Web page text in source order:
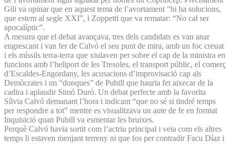
Gili va opinar que en aquest tema de l’avortament “hi ha solucions,
que estem al segle XXI”, i Zoppetti que va rematar: “No cal ser
apocalíptic”.
A mesura que el debat avançava, tres dels candidats es van anar
engrescant i van fer de Calvó el seu punt de mira, amb un foc creuat
i els míssils terra-terra que xiulaven per sobre el cap de la ministra en
funcions amb l’heliport de les Tresoles, el transport públic, el comerç
d’Escaldes-Engordany, les acusacions d’improvisació cap als
Demòcrates i un “donques” de Pubill que hauria fet aixecar de la
cadira i aplaudir Simó Duró. Un debat perfecte amb la favorita
Sílvia Calvó demanant l’hora i indicant “que no sé si tindré temps
per respondre a tot” mentre es visualitzava un aute de fe en format
Inquisició quan Pubill va esmentar les bruixes.
Perquè Calvó havia sortit com l’actriu principal i veia com els altres
temps li estaven menjant terreny ni que fos per contradir Facu Díaz i